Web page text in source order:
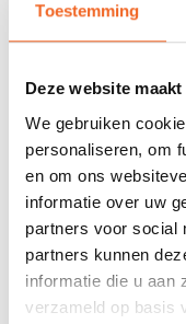
Toestemming
Deze website
We gebruiken
personaliseren, om
en om ons
informatie over uw
partners voor social
partners kunnen
informatie die u aan
verzameld op basis
CREDITCARD
Bij ons kunt u
payment service
verrekend waarna
is voldaan. N.B. Uit
betaling met
2000 Euro.
BANK/GIRO
U kunt er ook voor
bank/giro